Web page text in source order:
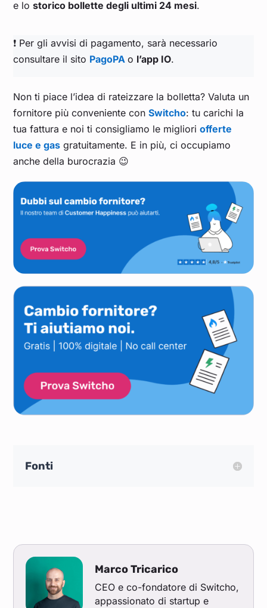
e lostorico bollette degli ultimi 24 mesi.
❗ Per gli avvisi di pagamento, sarà necessario
consultare il sito PagoPA o l’app IO.
Non ti piace l’idea di rateizzare la bolletta? Valuta un
fornitore più conveniente conSwitcho: tu carichi la
tua fattura e noi ti consigliamo le miglioriofferte
luce e gas gratuitamente. E in più, ci occupiamo
anche della burocrazia 😉
Fonti
Marco Tricarico
CEO e co-fondatore di Switcho,
appassionato di startup e